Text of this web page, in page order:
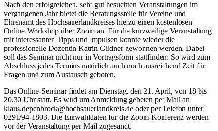
Nach den erfolgreichen, sehr gut besuchten Veranstaltungen im
vergangenen Jahr bietet die Beratungsstelle für Vereine und
Ehrenamt des Hochsauerlandkreises hierzu einen kostenlosen
Online-Workshop über Zoom an. Für die kurzweilige Veranstaltung
mit interessanten Tipps und Impulsen konnte wieder die
professionelle Dozentin Katrin Gildner gewonnen werden. Dabei
soll das Seminar nicht nur in Vortragsform stattfinden: So wird zum
Abschluss jedes Termins natürlich auch noch ausreichend Zeit für
Fragen und zum Austausch geboten.
Das Online-Seminar findet am Dienstag, den 21. April, von 18 bis
20.30 Uhr statt. Es wird um Anmeldung gebeten per Mail an
klaus.depenbrock@hochsauerlandkreis.de oder per Telefon unter
0291/94-1803. Die Einwahldaten für die Zoom-Konferenz werden
vor der Veranstaltung per Mail zugesandt.